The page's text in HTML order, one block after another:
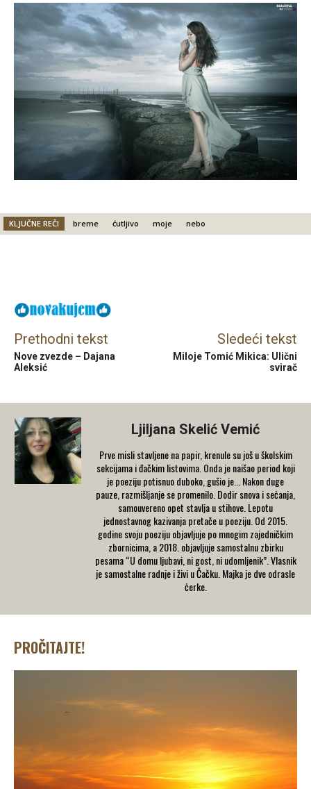
KLJUČNE REČI breme ćutljivo moje nebo
Prethodni tekst
Nove zvezde – Dajana
Aleksić
Sledeći tekst
Miloje Tomić Mikica: Ulični
svirač
Ljiljana Skelić Vemić
Prve misli stavljene na papir, krenule su još u školskim
sekcijama i đačkim listovima. Onda je naišao period koji
je poeziju potisnuo duboko, gušio je... Nakon duge
pauze, razmišljanje se promenilo. Dodir snova i seċanja,
samouvereno opet stavlja u stihove. Lepotu
jednostavnog kazivanja pretače u poeziju. Od 2015.
godine svoju poeziju objavljuje po mnogim zajedničkim
zbornicima, a 2018. objavljuje samostalnu zbirku
pesama “U domu ljubavi, ni gost, ni udomljenik”. Vlasnik
je samostalne radnje i živi u Čačku. Majka je dve odrasle
ċerke.
PROČITAJTE!